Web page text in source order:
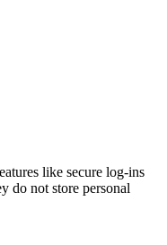
like secure log-ins
do not store personal